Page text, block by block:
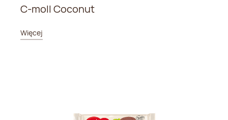
C-moll Coconut
Więcej